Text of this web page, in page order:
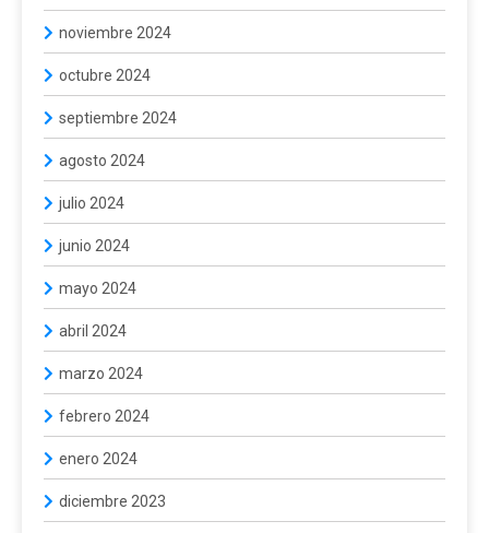
noviembre 2024
octubre 2024
septiembre 2024
agosto 2024
julio 2024
junio 2024
mayo 2024
abril 2024
marzo 2024
febrero 2024
enero 2024
diciembre 2023